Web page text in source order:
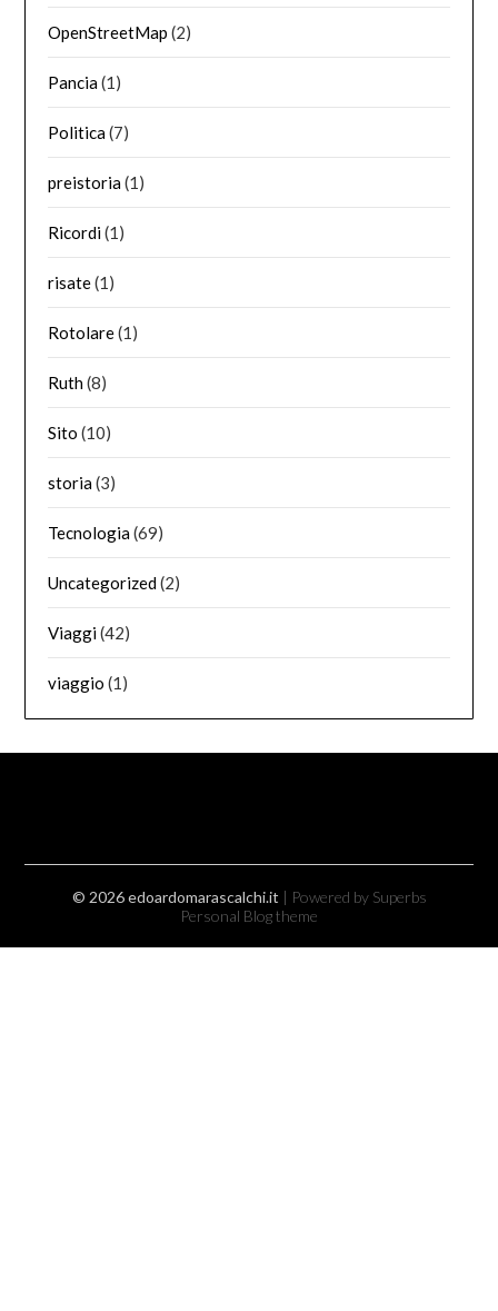
OpenStreetMap (2)
Pancia(1)
Politica(7)
preistoria(1)
Ricordi(1)
risate(1)
Rotolare(1)
Ruth(8)
Sito (10)
storia(3)
Tecnologia(69)
Uncategorized(2)
Viaggi(42)
viaggio (1)
© 2026 edoardomarascalchi.it | Powered by Superbs
Personal Blog theme